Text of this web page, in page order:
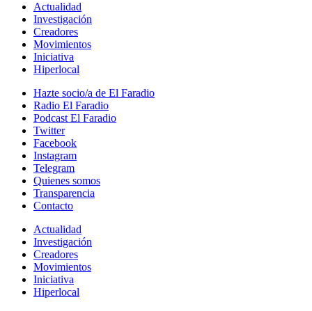
Actualidad
Investigación
Creadores
Movimientos
Iniciativa
Hiperlocal
Hazte socio/a de El Faradio
Radio El Faradio
Podcast El Faradio
Twitter
Facebook
Instagram
Telegram
Quienes somos
Transparencia
Contacto
Actualidad
Investigación
Creadores
Movimientos
Iniciativa
Hiperlocal